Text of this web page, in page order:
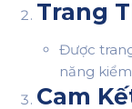
Trang
Được
năng
Cam